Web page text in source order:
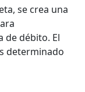
se crea una
de débito. El
determinado